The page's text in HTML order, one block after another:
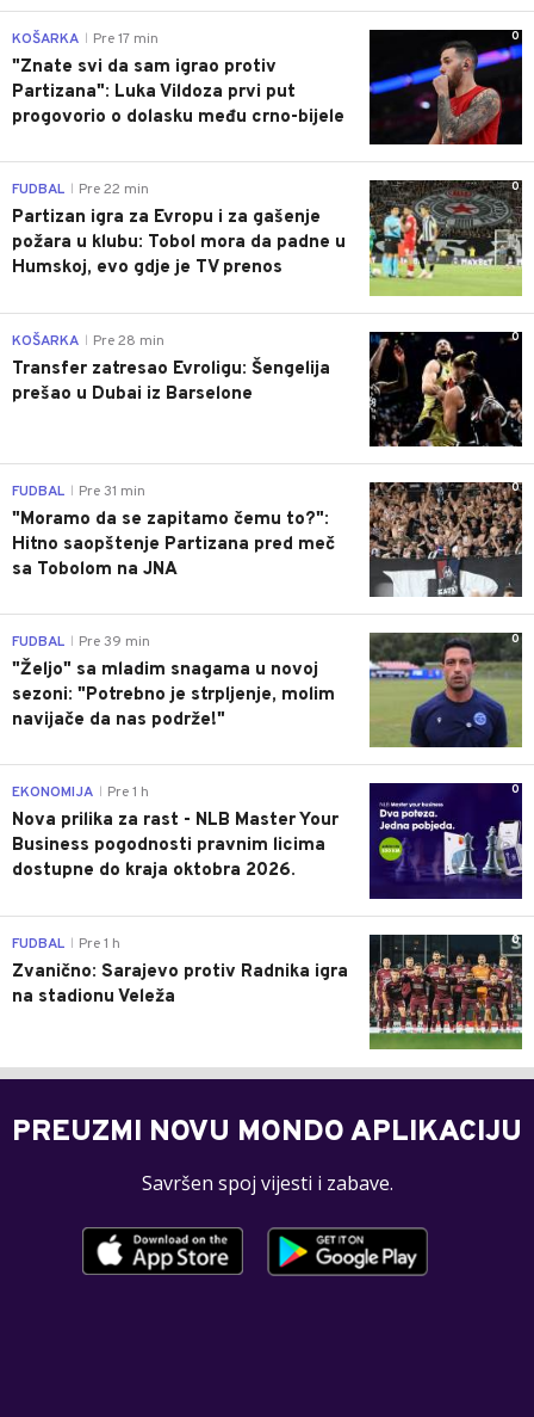
0
KOŠARKA Pre 17 min
"Znate svi da sam igrao protiv
Partizana": Luka Vildoza prvi put
progovorio o dolasku među crno-bijele
0
FUDBAL Pre 22 min
Partizan igra za Evropu i za gašenje
požara u klubu: Tobol mora da padne u
Humskoj, evo gdje je TV prenos
0
KOŠARKA Pre 28 min
Transfer zatresao Evroligu: Šengelija
prešao u Dubai iz Barselone
0
FUDBAL Pre 31 min
"Moramo da se zapitamo čemu to?":
Hitno saopštenje Partizana pred meč
sa Tobolom na JNA
0
FUDBAL Pre 39 min
"Željo" sa mladim snagama u novoj
sezoni: "Potrebno je strpljenje, molim
navijače da nas podrže!"
0
EKONOMIJA Pre 1 h
Nova prilika za rast - NLB Master Your
Business pogodnosti pravnim licima
dostupne do kraja oktobra 2026.
0
FUDBAL Pre 1 h
Zvanično: Sarajevo protiv Radnika igra
na stadionu Veleža
PREUZMI NOVU MONDO APLIKACIJU
Savršen spoj vijesti i zabave.